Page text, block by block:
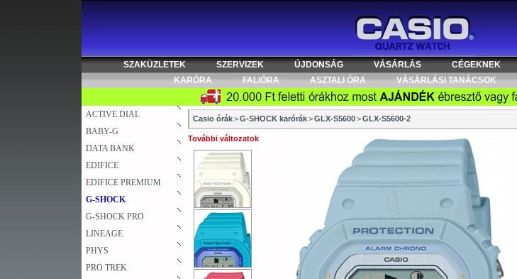
SZAKÜZLETEK SZERVIZEK ÚJDONSÁG VÁSÁRLÁS CÉGEKNEK
KARÓRA
FALIÓRA ASZTALI ÓRA VÁSÁRLÁSI TANÁCSOK
ACTIVE DIAL
BABY-G
DATA BANK
EDIFICE
EDIFICE PREMIUM
G-SHOCK
G-SHOCK PRO
LINEAGE
PHYS
PRO TREK
Casio órák > G-SHOCK karórák > GLX-S5600 > GLX-S5600-2
További változatok